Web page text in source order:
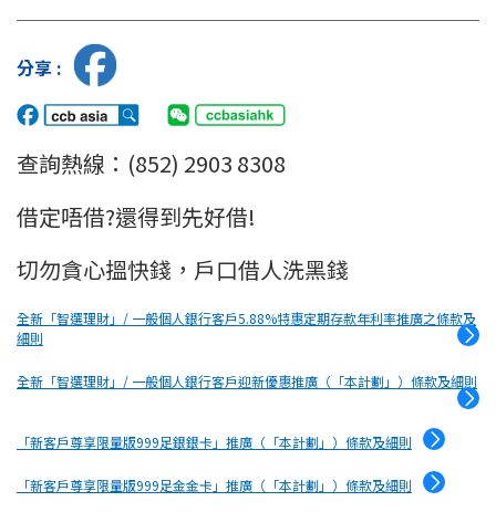
分享 :
查詢熱線：(852) 2903 8308
借定唔借?還得到先好借!
切勿貪心搵快錢，戶口借人洗黑錢
全新「智選理財」/ 一般個人銀行客戶5.88%特惠定期存款年利率推廣之條款及
細則
全新「智選理財」/ 一般個人銀行客戶迎新優惠推廣（「本計劃」）條款及細則
「新客戶尊享限量版999足銀銀卡」推廣（「本計劃」）條款及細則
「新客戶尊享限量版999足金金卡」推廣（「本計劃」）條款及細則